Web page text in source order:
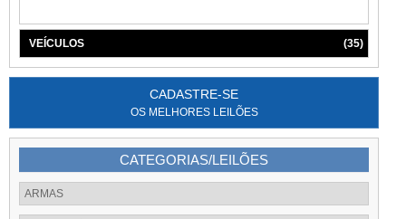
VEÍCULOS (35)
CADASTRE-SE
OS MELHORES LEILÕES
CATEGORIAS/LEILÕES
ARMAS